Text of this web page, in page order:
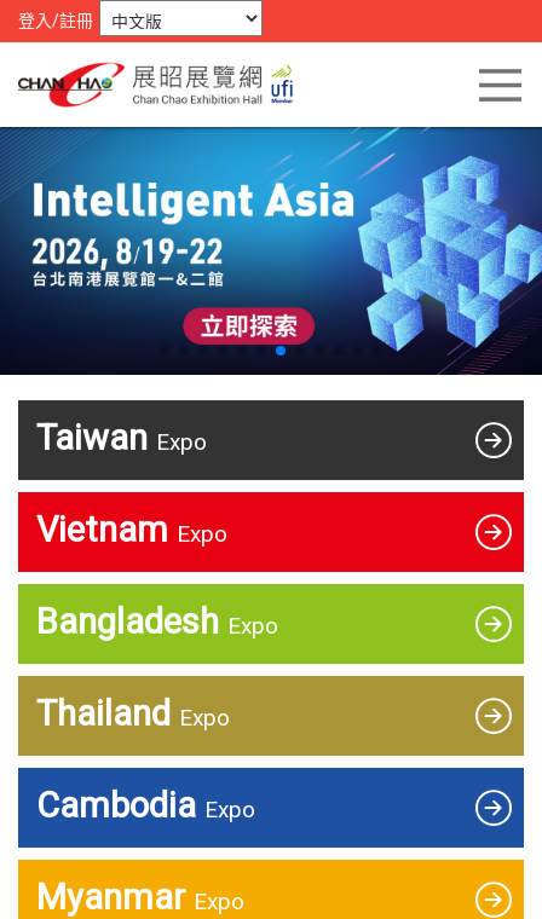
登入/註冊
Taiwan Expo
Vietnam Expo
Bangladesh Expo
Thailand Expo
Cambodia Expo
Myanmar Expo